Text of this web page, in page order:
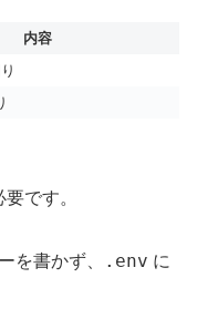
内容
です。
を書かず、 .env に